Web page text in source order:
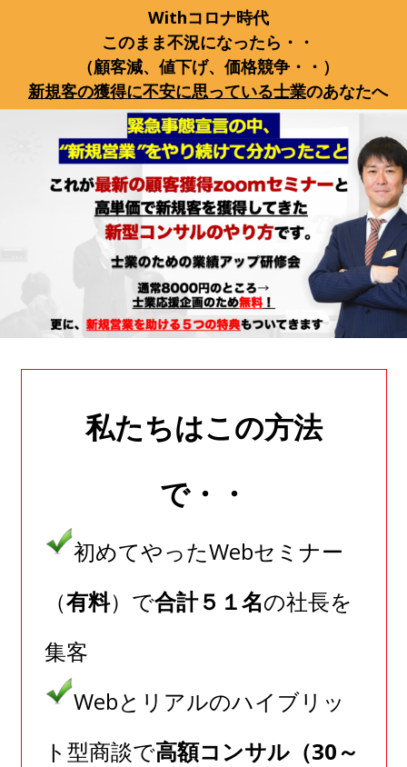
Withコロナ時代
このまま不況になったら・・
（顧客減、値下げ、価格競争・・）
新規客の獲得に不安に思っている士業のあなたへ
私たちはこの方法
で・・
初めてやったWebセミナー
（有料）で合計５１名の社長を
集客
Webとリアルのハイブリッ
ト型商談で高額コンサル（30～